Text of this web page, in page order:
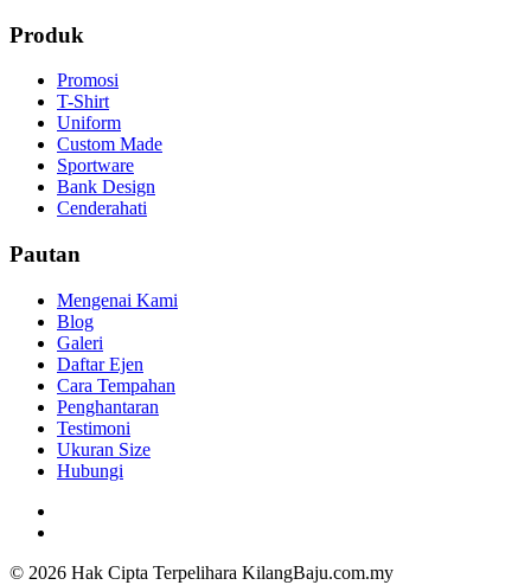
Produk
Promosi
T-Shirt
Uniform
Custom Made
Sportware
Bank Design
Cenderahati
Pautan
Mengenai Kami
Blog
Galeri
Daftar Ejen
Cara Tempahan
Penghantaran
Testimoni
Ukuran Size
Hubungi
© 2026 Hak Cipta Terpelihara KilangBaju.com.my